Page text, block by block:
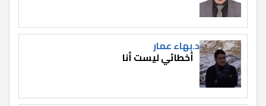
د.بهاء عمار
أخطائي ليست أنا